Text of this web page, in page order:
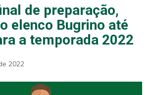
de preparação,
elenco Bugrino até
a temporada 2022
2022